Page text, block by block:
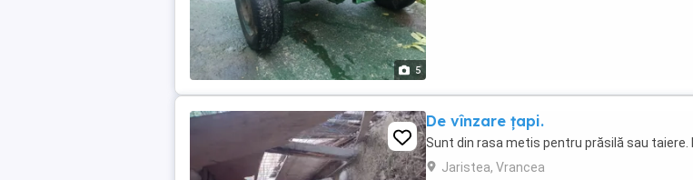
5
De vînzare țapi.
Sunt din rasa metis pentru prăsilă sau taiere.
Jaristea, Vrancea